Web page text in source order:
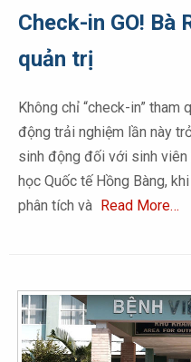
Check-in GO! Bà
quản trị
Không chỉ “check-in” tham
động trải nghiệm lần này
sinh động đối với sinh viên
học Quốc tế Hồng Bàng,
phân tích và Read More…